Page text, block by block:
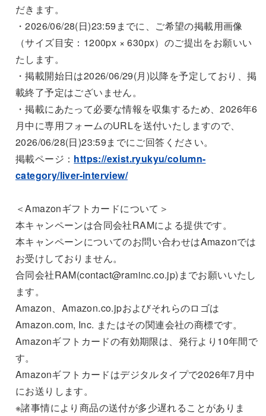
だきます。
・2026/06/28(日)23:59までに、ご希望の掲載用画像
（サイズ目安：1200px × 630px）のご提出をお願いい
たします。
・掲載開始日は2026/06/29(月)以降を予定しており、掲
載終了予定はございません。
・掲載にあたって必要な情報を収集するため、2026年6
月中に専用フォームのURLを送付いたしますので、
2026/06/28(日)23:59までにご回答ください。
掲載ページ： https://exist.ryukyu/column-
category/liver-interview/
＜Amazonギフトカードについて＞
本キャンペーンは合同会社RAMによる提供です。
本キャンペーンについてのお問い合わせはAmazonでは
お受けしておりません。
合同会社RAM(contact@raminc.co.jp)までお願いいたし
ます。
Amazon、Amazon.co.jpおよびそれらのロゴは
Amazon.com, Inc. またはその関連会社の商標です。
Amazonギフトカードの有効期限は、発行より10年間で
す。
Amazonギフトカードはデジタルタイプで2026年7月中
にお送りします。
※諸事情により商品の送付が多少遅れることがありま